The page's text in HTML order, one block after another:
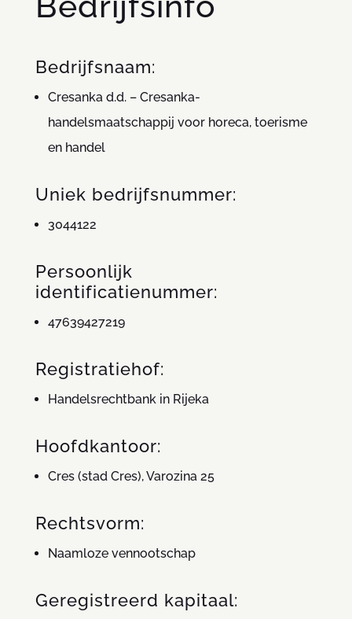
Bedrijfsnaam:
Cresanka d.d. – Cresanka-
handelsmaatschappij voor horeca, toerisme
en handel
Uniek bedrijfsnummer:
3044122
Persoonlijk
identificatienummer:
47639427219
Registratiehof:
Handelsrechtbank in Rijeka
Hoofdkantoor:
Cres (stad Cres), Varozina 25
Rechtsvorm:
Naamloze vennootschap
Geregistreerd kapitaal: